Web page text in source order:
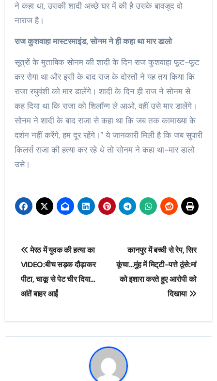
ने कहा था, उसकी शादी अच्छे घर में की है उसके बावजूद वो
नाराज है।
राज कुशवाहा मास्टरमाइंड, सोनम ने ही कहा था मार डालो
सूत्रों के मुताबिक सोनम की शादी के दिन राज कुशवाहा फूट-फूट
कर रोया था और इसी के बाद राज के दोस्तों ने यह तय किया कि
राजा रघुवंशी को मार डालेंगे। शादी के दिन ही राज ने सोनम से
कह दिया था कि राजा को शिलॉन्ग ले आओ, वहीं उसे मार डालेंगे।
सोनम ने शादी के बाद राजा से कहा था कि जब तक कामाख्या के
दर्शन नहीं करेंगे, हम दूर रहेंगे।” ये जानकारी मिली है कि जब सुपारी
किलर्स राजा की हत्या कर रहे थे तो सोनम ने कहा था-मार डालो
उसे।
Post
navigation
मेरठ में युवक की हत्या का
VIDEO:बीच सड़क दौड़ाकर
पीटा, चाकू से पेट चीर दिया…
आंतें बाहर आईं
कानपुर में बच्ची से रेप, सिर
कूंचा…मुंह में मिट्‌टी-पत्ते ठूंसे:मां
को इशारा करते हुए आरोपी को
दिखाया